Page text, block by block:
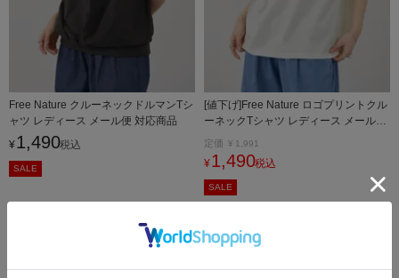
Free Nature クルーネックドルマンTシ
ャツ レディース メール便 対応商品
¥ 1,490税込
SALE
[値下げ]Free Nature ロゴプリントクル
ーネックTシャツ レディース メール便
対応商品
定価 ¥ 1,991
¥ 1,490税込
SALE